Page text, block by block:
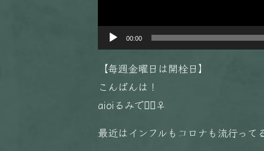
00:00
【毎週金曜日は開栓日】
こんばんは！
aioiるみです🏻‍♀️
最近はインフルもコロナも流行って